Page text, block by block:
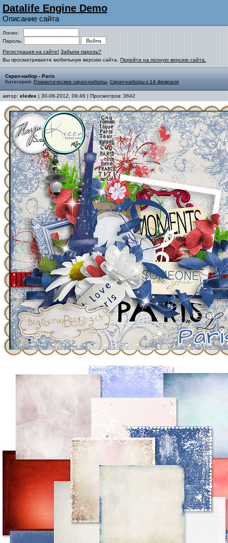
Datalife Engine Demo
Описание сайта
Логин:
Пароль:
Регистрация на сайте! Забыли пароль?
Вы просматриваете мобильную версию сайта. Перейти на полную версию сайта.
Скрап-набор - Paris
Категория: Романтические скрап-наборы Скрап-наборы к 14 февраля
автор: eledee | 30-08-2012, 09:46 | Просмотров: 3642